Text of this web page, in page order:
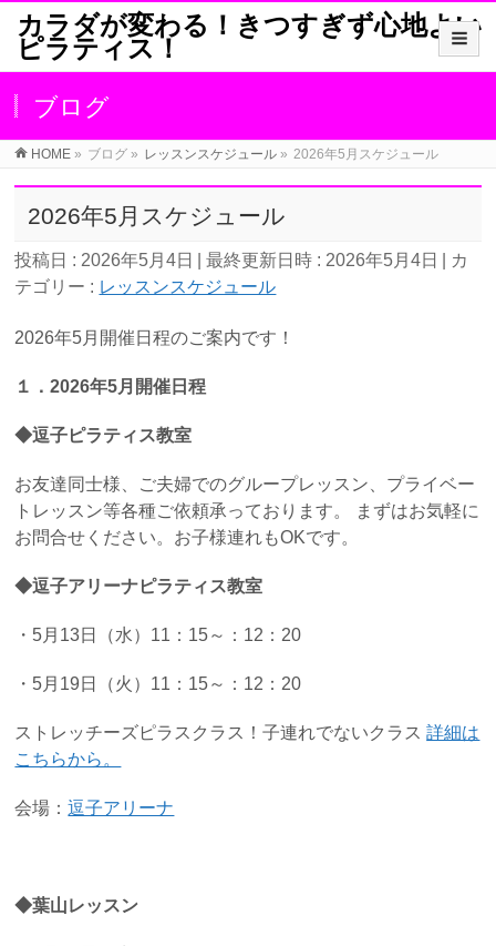
カラダが変わる！きつすぎず心地よい
ピラティス！
ブログ
HOME » ブログ » レッスンスケジュール » 2026年5月スケジュール
2026年5月スケジュール
投稿日 : 2026年5月4日 最終更新日時 : 2026年5月4日
カ
テゴリー : レッスンスケジュール
2026年5月開催日程のご案内です！
１．2026年5月開催日程
◆逗子ピラティス教室
お友達同士様、ご夫婦でのグループレッスン、プライベー
トレッスン等各種ご依頼承っております。 まずはお気軽に
お問合せください。お子様連れもOKです。
◆逗子アリーナピラティス教室
・5月13日（水）11：15～：12：20
・5月19日（火）11：15～：12：20
ストレッチーズピラスクラス！子連れでないクラス詳細は
こちらから。
会場：逗子アリーナ
◆葉山レッスン